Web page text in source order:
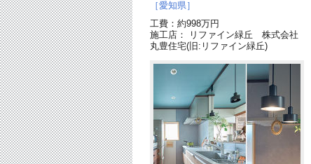
［愛知県］
工費：約998万円
施工店： リファイン緑丘 株式会社
丸豊住宅(旧:リファイン緑丘)